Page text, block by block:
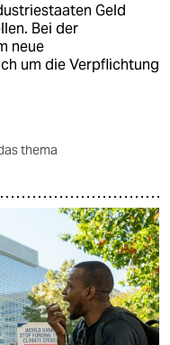
Geld
Bei der
neue
um die Verpflichtung
thema